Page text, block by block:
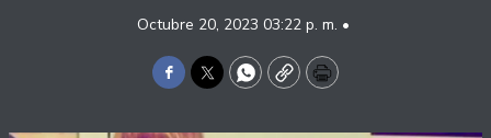
Octubre 20, 2023 03:22 p. m. •
Facebook
TwitterWhatsApp
CopyPrint